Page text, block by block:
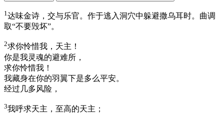
1 达味金诗，交与乐官。作于逃入洞穴中躲避撒乌耳时。曲调
取“不要毁坏”。
2求你怜惜我，天主！
你是我灵魂的避难所，
求你怜惜我！
我藏身在你的羽翼下是多么平安。
经过几多风险，
3我呼求天主，至高的天主；